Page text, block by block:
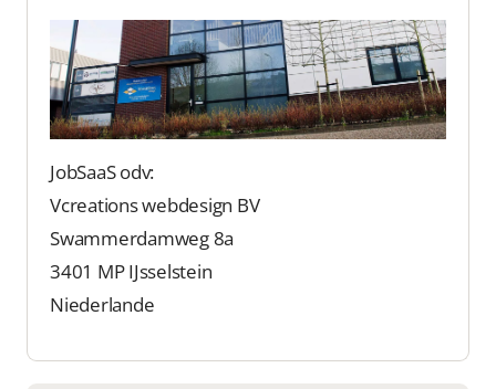
JobSaaS odv:
Vcreations webdesign BV
Swammerdamweg 8a
3401 MP IJsselstein
Niederlande